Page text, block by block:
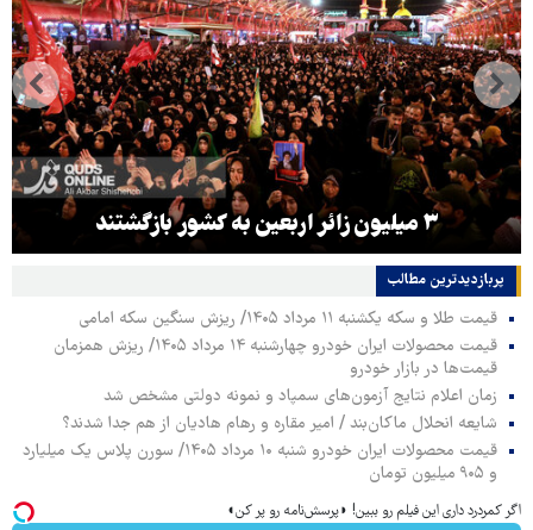
۳ میلیون زائر اربعین به کشور بازگشتند
پربازدیدترین‌ مطالب
قیمت طلا و سکه یکشنبه ۱۱ مرداد ۱۴۰۵/ ریزش سنگین سکه امامی
قیمت محصولات ایران خودرو چهارشنبه ۱۴ مرداد ۱۴۰۵/ ریزش همزمان
قیمت‌ها در بازار خودرو
زمان اعلام نتایج آزمون‌های سمپاد و نمونه دولتی مشخص شد
شایعه انحلال ماکان‌بند / امیر مقاره و رهام هادیان از هم جدا شدند؟
قیمت محصولات ایران خودرو شنبه ۱۰ مرداد ۱۴۰۵/ سورن پلاس یک میلیارد
و ۹۰۵ میلیون تومان
اگر کمردرد داری این فیلم رو ببین! ◗پرسش‌نامه رو پر کن◖